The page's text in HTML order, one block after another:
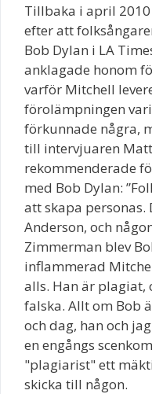
Tillbaka i april
efter att
Bob Dylan i LA
anklagade honom
varför Mitchell
förolämpningen
förkunnade några,
till intervjuaren
rekommenderade
med Bob Dylan:
att skapa personas.
Anderson, och
Zimmerman blev
inflammerad
alls. Han är plagiat,
falska. Allt om Bob
och dag, han och
en engångs
"plagiarist" ett
skicka till någon.